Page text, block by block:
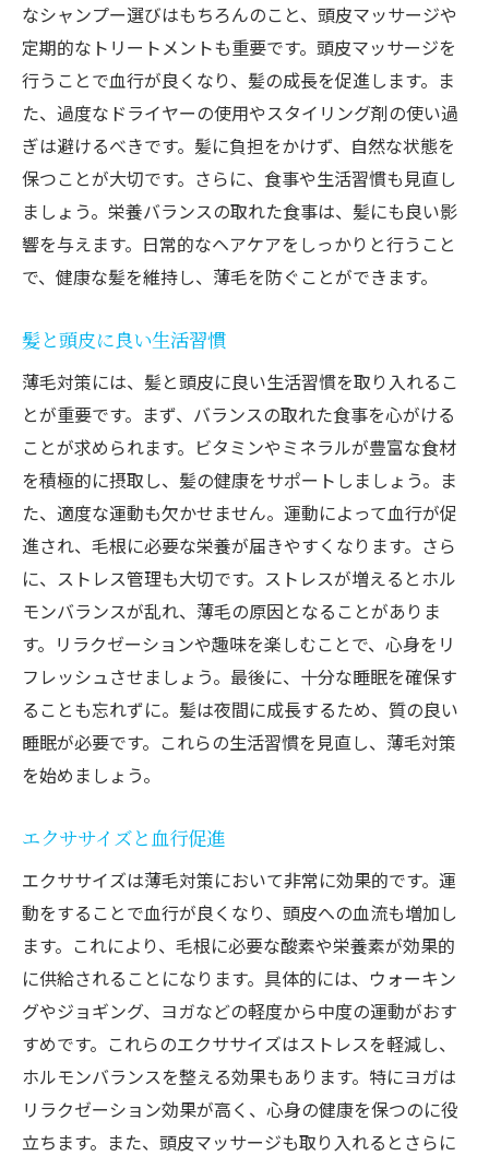
なシャンプー選びはもちろんのこと、頭皮マッサージや
定期的なトリートメントも重要です。頭皮マッサージを
行うことで血行が良くなり、髪の成長を促進します。ま
た、過度なドライヤーの使用やスタイリング剤の使い過
ぎは避けるべきです。髪に負担をかけず、自然な状態を
保つことが大切です。さらに、食事や生活習慣も見直し
ましょう。栄養バランスの取れた食事は、髪にも良い影
響を与えます。日常的なヘアケアをしっかりと行うこと
で、健康な髪を維持し、薄毛を防ぐことができます。
髪と頭皮に良い生活習慣
薄毛対策には、髪と頭皮に良い生活習慣を取り入れるこ
とが重要です。まず、バランスの取れた食事を心がける
ことが求められます。ビタミンやミネラルが豊富な食材
を積極的に摂取し、髪の健康をサポートしましょう。ま
た、適度な運動も欠かせません。運動によって血行が促
進され、毛根に必要な栄養が届きやすくなります。さら
に、ストレス管理も大切です。ストレスが増えるとホル
モンバランスが乱れ、薄毛の原因となることがありま
す。リラクゼーションや趣味を楽しむことで、心身をリ
フレッシュさせましょう。最後に、十分な睡眠を確保す
ることも忘れずに。髪は夜間に成長するため、質の良い
睡眠が必要です。これらの生活習慣を見直し、薄毛対策
を始めましょう。
エクササイズと血行促進
エクササイズは薄毛対策において非常に効果的です。運
動をすることで血行が良くなり、頭皮への血流も増加し
ます。これにより、毛根に必要な酸素や栄養素が効果的
に供給されることになります。具体的には、ウォーキン
グやジョギング、ヨガなどの軽度から中度の運動がおす
すめです。これらのエクササイズはストレスを軽減し、
ホルモンバランスを整える効果もあります。特にヨガは
リラクゼーション効果が高く、心身の健康を保つのに役
立ちます。また、頭皮マッサージも取り入れるとさらに